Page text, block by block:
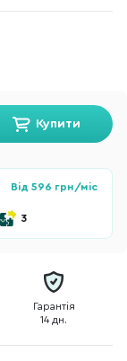
Купити
Від 596 грн/міс
3
Гарантія
14 дн.